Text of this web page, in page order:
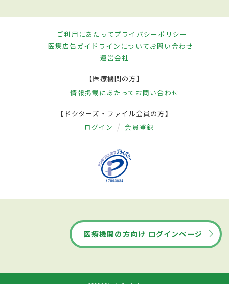
ご利用にあたってプライバシーポリシー
医療広告ガイドラインについてお問い合わせ
運営会社
【医療機関の方】
情報掲載にあたって お問い合わせ
【ドクターズ・ファイル会員の方】
ログイン 会員登録
医療機関の方向け ログインページ